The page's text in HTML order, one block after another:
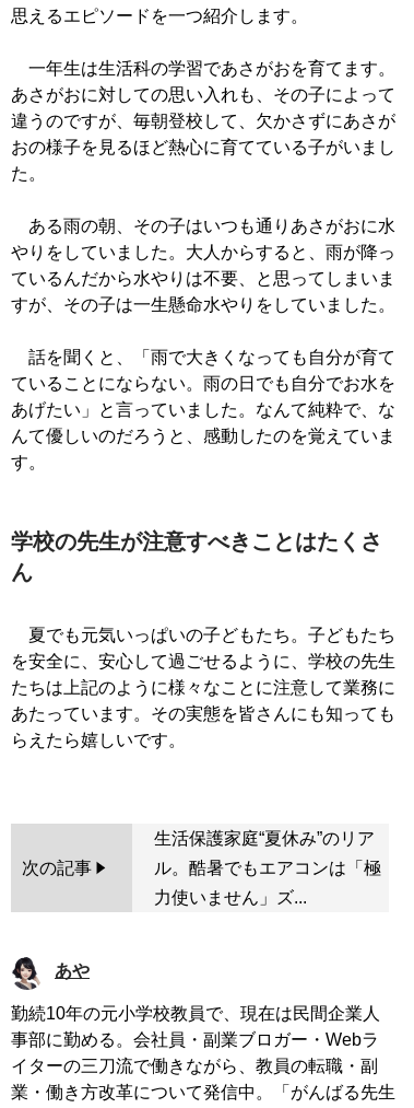
思えるエピソードを一つ紹介します。
一年生は生活科の学習であさがおを育てます。
あさがおに対しての思い入れも、その子によって
違うのですが、毎朝登校して、欠かさずにあさが
おの様子を見るほど熱心に育てている子がいまし
た。
ある雨の朝、その子はいつも通りあさがおに水
やりをしていました。大人からすると、雨が降っ
ているんだから水やりは不要、と思ってしまいま
すが、その子は一生懸命水やりをしていました。
話を聞くと、「雨で大きくなっても自分が育て
ていることにならない。雨の日でも自分でお水を
あげたい」と言っていました。なんて純粋で、な
んて優しいのだろうと、感動したのを覚えていま
す。
学校の先生が注意すべきことはたくさ
ん
夏でも元気いっぱいの子どもたち。子どもたち
を安全に、安心して過ごせるように、学校の先生
たちは上記のように様々なことに注意して業務に
あたっています。その実態を皆さんにも知っても
らえたら嬉しいです。
次の記事
生活保護家庭“夏休み”のリア
ル。酷暑でもエアコンは「極
力使いません」ズ...
あや
勤続10年の元小学校教員で、現在は民間企業人
事部に勤める。会社員・副業ブロガー・Webラ
イターの三刀流で働きながら、教員の転職・副
業・働き方改革について発信中。「がんばる先生